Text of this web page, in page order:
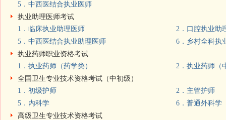
5．中西医结合执业医师
执业助理医师考试
1．临床执业助理医师
2．口腔执业助
5．中西医结合执业助理医师
6．乡村全科执
执业药师职业资格考试
1．执业药师（药学类）
2．执业药师（
全国卫生专业技术资格考试（中初级）
1．初级护师
2．主管护师
5．内科学
6．普通外科学
高级卫生专业技术资格考试